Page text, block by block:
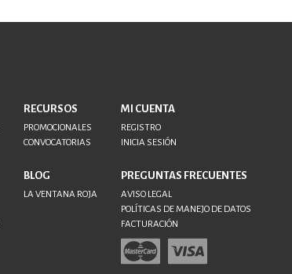
RECURSOS
PROMOCIONALES
CONVOCATORIAS
BLOG
LA VENTANA ROJA
MI CUENTA
REGISTRO
INICIA SESIÓN
PREGUNTAS FRECUENTES
AVISO LEGAL
POLÍTICAS DE MANEJO DE DATOS
FACTURACIÓN